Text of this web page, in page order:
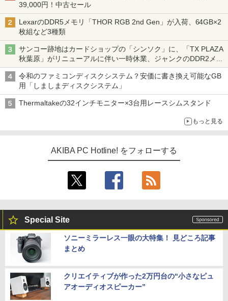
39,000円！中古セール
LexarのDDR5メモリ「THOR RGB 2nd Gen」が入荷、64GB×2
枚組など3種類
サンコー跡地はカードショップの「シンソク」に、「TX PLAZA
秋葉原」がリニューアルに伴い一時休業、ジャンクのDDR2メモ
リが100円で販売など～ 最近の秋葉原 ～
令和のファミコンディスクシステム？安価に書き換え可能なGB
用「しましまディスクシステム」
Thermaltakeの32インチモニター×3台用レースシムスタンド
もっと見る
AKIBA PC Hotline! をフォローする
Special Site
ソニーミラーレス一眼の大特集！ 見どころ記事
まとめ
クリエイティブが作った2万円台の“小さなピュ
アオーディオスピーカー”